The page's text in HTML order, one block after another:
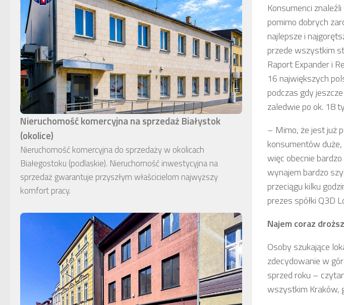
Konsumenci
pomimo dobrych
najlepsze i
przede wszystkim
Raport Expander i
16 największych
podczas gdy
zaledwie po ok. 18
– Mimo, że jest już
konsumentów
więc obecnie
wynajem bardzo
przeciągu kilku
prezes spółki Q3D
Najem coraz
Osoby szukające
zdecydowanie w
sprzed roku –
wszystkim Kraków,
Nieruchomość komercyjna na sprzedaż Białystok
(okolice)
Nieruchomość komercyjna do sprzedaży w okolicach
Białegostoku (podlaskie). Nieruchomość inwestycyjna na
sprzedaż gwarantuje przyszłym właścicielom najwyższy
komfort pracy.